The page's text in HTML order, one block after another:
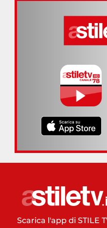
Scarica l'app di STILE